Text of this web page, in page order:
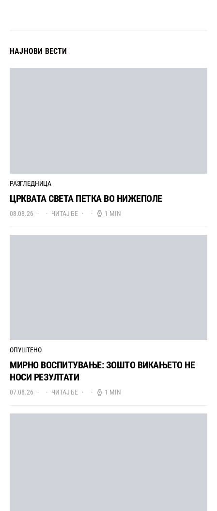
НАЈНОВИ ВЕСТИ
РАЗГЛЕДНИЦА
ЦРКВАТА СВЕТА ПЕТКА ВО НИЖЕПОЛЕ
08.08.26 ЧИТАЈ БЕ 1 MIN
ОПУШТЕНО
МИРНО ВОСПИТУВАЊЕ: ЗОШТО ВИКАЊЕТО НЕ
НОСИ РЕЗУЛТАТИ
07.08.26 ЧИТАЈ БЕ 1 MIN